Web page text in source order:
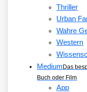
Thriller
Urban
Wahre
Western
MediumDas
Buch oder Film
App